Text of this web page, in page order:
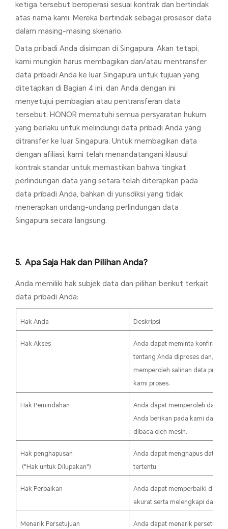
ketiga tersebut beroperasi sesuai kontrak dan bertindak
atas nama kami. Mereka bertindak sebagai prosesor data
dalam masing-masing skenario.
Data pribadi Anda disimpan di Singapura. Akan tetapi,
kami mungkin harus membagikan dan/atau mentransfer
data pribadi Anda ke luar Singapura untuk tujuan yang
ditetapkan di Bagian 4 ini, dan Anda dengan ini
menyetujui pembagian atau pentransferan data
tersebut. HONOR mematuhi semua persyaratan hukum
yang berlaku untuk melindungi data pribadi Anda yang
ditransfer ke luar Singapura. Untuk membagikan data
dengan afiliasi, kami telah menandatangani klausul
kontrak standar untuk memastikan bahwa tingkat
perlindungan data yang setara telah diterapkan pada
data pribadi Anda, bahkan di yurisdiksi yang tidak
menerapkan undang-undang perlindungan data
Singapura secara langsung.
Apa Saja Hak dan Pilihan Anda?
Anda memiliki hak subjek data dan pilihan berikut terkait
data pribadi Anda:
Hak Anda Deskripsi
Hak Akses
Anda dapat meminta
tentang Anda diproses dan, jika
memperoleh salinan data
kami proses.
Hak Pemindahan
Anda dapat memperoleh data
Anda berikan pada kami dalam
dibaca oleh mesin.
Hak penghapusan
("Hak untuk Dilupakan")
Anda dapat menghapus data
tertentu.
Hak Perbaikan
Anda dapat memperbaiki data
akurat serta melengkapi data
Menarik Persetujuan
Anda dapat menarik